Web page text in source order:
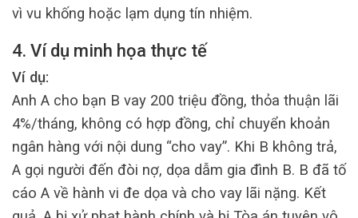
vì vu khống hoặc lạm dụng tín nhiệm.
4. Ví dụ minh họa thực tế
Ví dụ:
Anh A cho bạn B vay 200 triệu đồng, thỏa thuận lãi
4%/tháng, không có hợp đồng, chỉ chuyển khoản
ngân hàng với nội dung “cho vay”. Khi B không trả,
A gọi người đến đòi nợ, dọa dẫm gia đình B. B đã tố
cáo A về hành vi đe dọa và cho vay lãi nặng. Kết